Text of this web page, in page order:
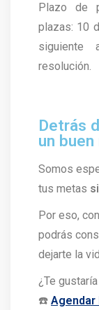
Plazo de
plazas: 10
resolución.
Detrás
un
Somos
tus metas
Por eso,
podrás
dejarte la
¿Te
☎️ Agendar